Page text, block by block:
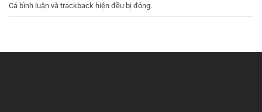
Cả bình luận và trackback hiện đều bị đóng.